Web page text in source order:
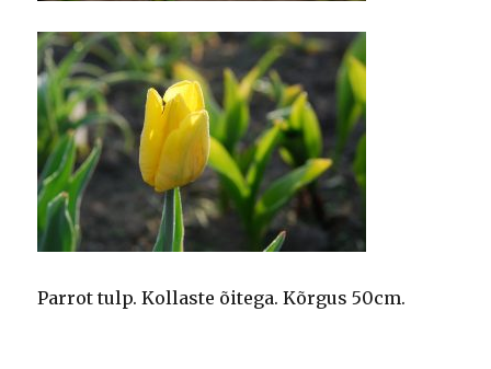
Parrot tulp. Kollaste õitega. Kõrgus 50cm.